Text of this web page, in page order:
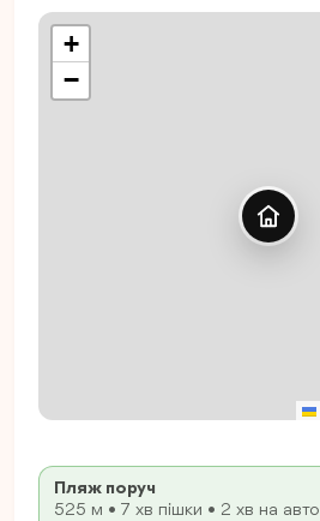
+
−
Пляж поруч
525 м • 7 хв пішки • 2 хв на авто